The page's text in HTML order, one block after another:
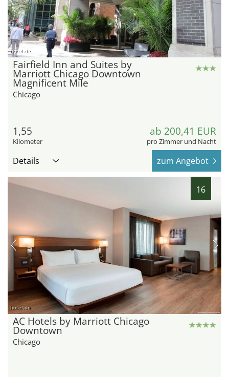
hotel.de
Fairfield Inn and Suites by
Marriott Chicago Downtown
Magnificent Mile
Chicago
1,55
Kilometer
ab 200,41 EUR
pro Zimmer und Nacht
Details zum Angebot
16
hotel.de
AC Hotels by Marriott Chicago
Downtown
Chicago